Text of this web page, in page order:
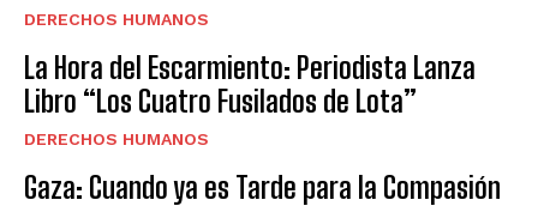
DERECHOS HUMANOS
La Hora del Escarmiento: Periodista Lanza
Libro “Los Cuatro Fusilados de Lota”
DERECHOS HUMANOS
Gaza: Cuando ya es Tarde para la Compasión